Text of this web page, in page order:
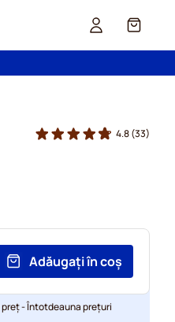
Coș
4.8(33)
Adăugați în coș
preț - Întotdeauna prețuri